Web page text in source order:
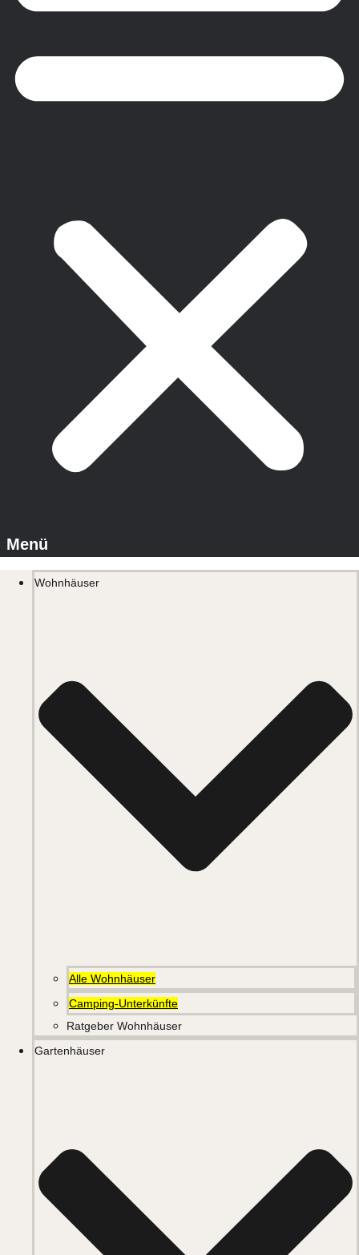
Wohnhäuser
Alle Wohnhäuser
Camping-Unterkünfte
Ratgeber Wohnhäuser
Gartenhäuser